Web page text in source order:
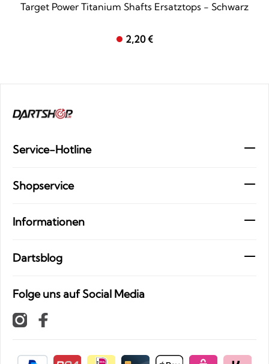
Target Power Titanium Shafts Ersatztops - Schwarz
2,20 €
Service-Hotline
Shopservice
Informationen
Dartsblog
Folge uns auf Social Media